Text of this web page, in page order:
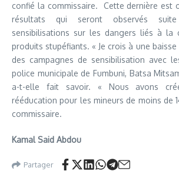
confié la commissaire. Cette dernière est
résultats qui seront observés
sensibilisations sur les dangers liés à la
produits stupéfiants. « Je crois à une
des campagnes de sensibilisation avec
police municipale de Fumbuni, Batsa
a-t-elle fait savoir. « Nous avons
rééducation pour les mineurs de moins de
commissaire.
Kamal Said Abdou
Partager